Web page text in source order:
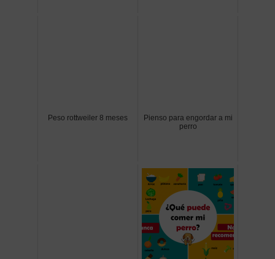
Peso rottweiler 8 meses
Pienso para engordar a mi
perro